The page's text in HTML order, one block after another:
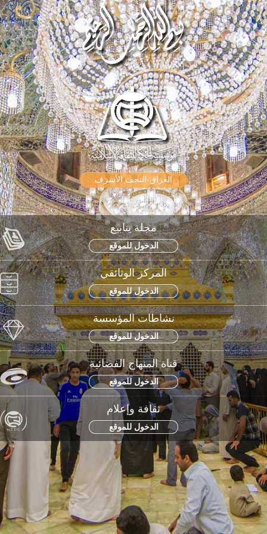
العراق-النجف الأشرف
مجلة ينابيع
الدخول للموقع
المركز الوثائقي
الدخول للموقع
نشاطات المؤسسة
الدخول للموقع
قناة المنهاج الفضائية
الدخول للموقع
ثقافة وإعلام
الدخول للموقع